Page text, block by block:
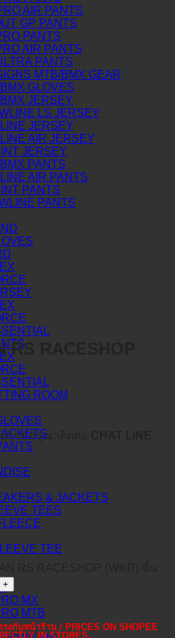
AIR PANTS
GP PANTS
PANTS
AIR PANTS
PANTS
MTB/BMX GEAR
GLOVES
JERSEY
LS JERSEY
JERSEY
AIR JERSEY
JERSEY
PANTS
AIR PANTS
PANTS
PANTS
ROOM
& JACKETS
TEES
TEE
MX
MTB
RS RACESHOP
การ กรุณาติดต่อ
RS RACESHOP (WKR) ชิ้น
งกับหน้าร้าน / PRICES ON SHOPEE
IN STORES.